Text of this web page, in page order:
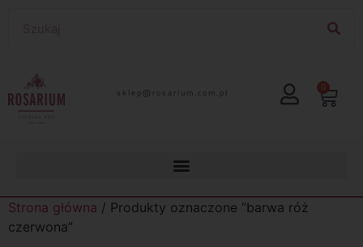
lp.moc.muirasor@pelks 0
Strona główna / Produkty oznaczone “barwa róż
czerwona”